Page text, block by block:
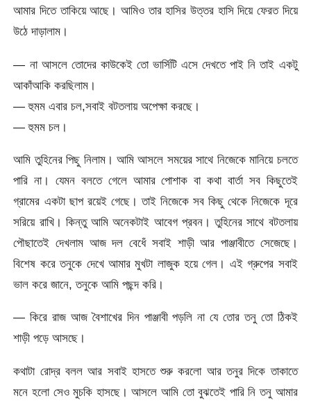
আমার দিতে তাকিয়ে আছে। আমিও তার হাসির উত্তর হাসি দিয়ে ফেরত দিয়ে
উঠে দাড়ালাম।
— না আসলে তোদের কাউকেই তো ভার্সিটি এসে দেখতে পাই নি তাই একটু
আকাঁআকি করছিলাম।
— হুমম এবার চল,সবাই বটতলায় অপেক্ষা করছে।
— হুমম চল।
আমি তুহিনের পিছু নিলাম। আমি আসলে সময়ের সাথে নিজেকে মানিয়ে চলতে
পারি না। যেমন বলতে গেলে আমার পোশাক বা কথা বার্তা সব কিছুতেই
গ্রামের একটা ছাপ রয়েই গেছে। তাই নিজেকে সব কিছু থেকে নিজেকে দূরে
সরিয়ে রাখি। কিন্তু আমি অনেকটাই আবেগ প্রবন। তুহিনের সাথে বটতলায়
পৌছাতেই দেখলাম আজ দল বেধেঁ সবাই শাড়ী আর পাঞ্জাবীতে সেজেছে।
বিশেষ করে তনুকে দেখে আমার মুখটা লাজুক হয়ে গেল। এই গ্রুপের সবাই
ভাল করে জানে, তনুকে আমি পছন্দ করি।
— কিরে রাজ আজ বৈশাখের দিন পাঞ্জাবী পড়লি না যে তোর তনু তো ঠিকই
শাড়ী পড়ে আসছে।
কথাটা রোদ্র বলল আর সবাই হাসতে শুরু করলো আর তনুর দিকে তাকাতে
মনে হলো সেও মুচকি হাসছে। আসলে আমি তো বুঝতেই পারি নি তনু আমার